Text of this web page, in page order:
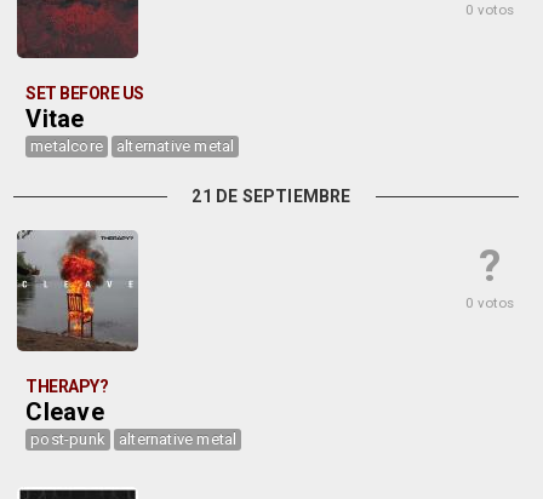
0 votos
SET BEFORE US
Vitae
metalcore alternative metal
21 DE SEPTIEMBRE
?
0 votos
THERAPY?
Cleave
post-punk alternative metal